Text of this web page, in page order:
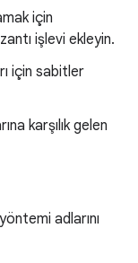
için
işlevi ekleyin.
için sabitler
karşılık gelen
adlarını